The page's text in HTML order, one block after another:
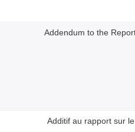
Addendum to the
Additif au rapport sur